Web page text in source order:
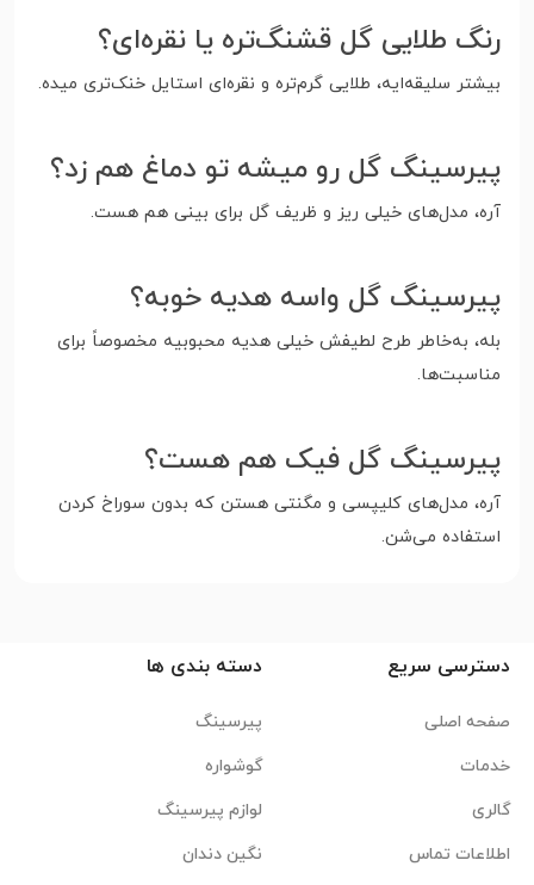
رنگ طلایی گل قشنگ‌تره یا نقره‌ای؟
بیشتر سلیقه‌ایه، طلایی گرم‌تره و نقره‌ای استایل خنک‌تری میده.
پیرسینگ گل رو میشه تو دماغ هم زد؟
آره، مدل‌های خیلی ریز و ظریف گل برای بینی هم هست.
پیرسینگ گل واسه هدیه خوبه؟
بله، به‌خاطر طرح لطیفش خیلی هدیه محبوبیه مخصوصاً برای
مناسبت‌ها.
پیرسینگ گل فیک هم هست؟
آره، مدل‌های کلیپسی و مگنتی هستن که بدون سوراخ کردن
استفاده می‌شن.
دسترسی سریع
صفحه اصلی
خدمات
گالری
اطلاعات تماس
دسته بندی ها
پیرسینگ
گوشواره
لوازم پیرسینگ
نگین دندان